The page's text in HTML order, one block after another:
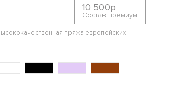
10 500р
Состав премиум
пряжа европейских